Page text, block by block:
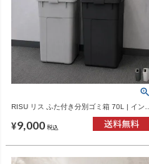
RISU リス ふた付き分別ゴミ箱 70L | インテ
¥9,000 税込